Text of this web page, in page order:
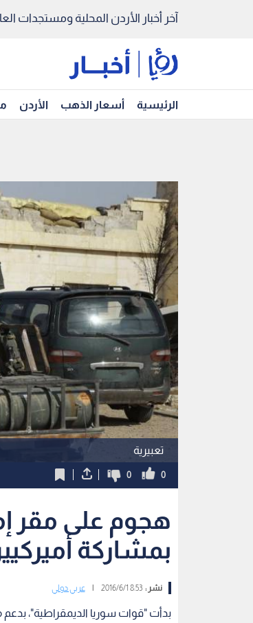
آخر أخبار الأردن المحلية ومستجدات
الرئيسية أسعار الذهب الأردن
تعبيرية
0
0
هجوم على مقر
بمشاركة
نشر :8:53 2016/6/1 عربي دولي
بدأت "قوات سوريا الديمقراطية"،